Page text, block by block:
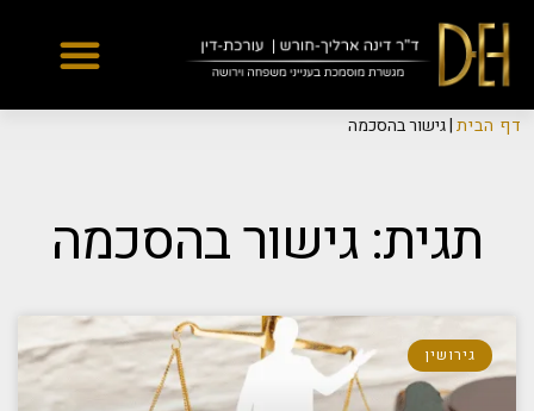
Yes
...
דף הבית|גישור בהסכמה
תגית: גישור בהסכמה
גירושין